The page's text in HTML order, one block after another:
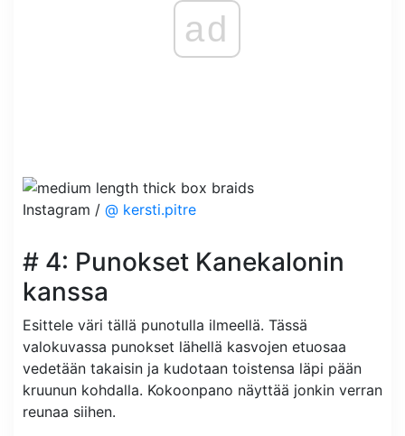
ad
Instagram / @ kersti.pitre
# 4: Punokset Kanekalonin
kanssa
Esittele väri tällä punotulla ilmeellä. Tässä
valokuvassa punokset lähellä kasvojen etuosaa
vedetään takaisin ja kudotaan toistensa läpi pään
kruunun kohdalla. Kokoonpano näyttää jonkin verran
reunaa siihen.